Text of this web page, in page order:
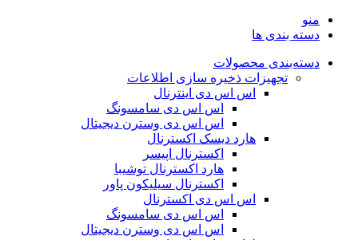
منو
دسته بندی ها
دسته‌بندی محصولات
تجهیزات ذخیره سازی اطلاعات
اس اس دی اینترنال
اس اس دی سامسونگ
اس اس دی وسترن دیجیتال
هارد دیسک اکسترنال
اکسترنال اپیسر
هارد اکسترنال توشیبا
اکسترنال سیلیکون پاور
اس اس دی اکسترنال
اس اس دی سامسونگ
اس اس دی وسترن دیجیتال